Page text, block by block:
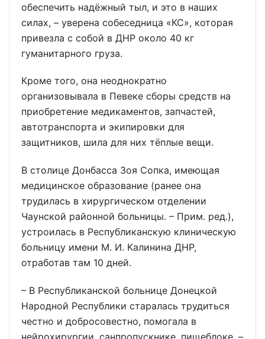
обеспечить надёжный тыл, и это в наших
силах, – уверена собеседница «КС», которая
привезла с собой в ДНР около 40 кг
гуманитарного груза.
Кроме того, она неоднократно
организовывала в Певеке сборы средств на
приобретение медикаментов, запчастей,
автотранспорта и экипировки для
защитников, шила для них тёплые вещи.
В столице Донбасса Зоя Сопка, имеющая
медицинское образование (ранее она
трудилась в хирургическом отделении
Чаунской районной больницы. – Прим. ред.),
устроилась в Республиканскую клиническую
больницу имени М. И. Калинина ДНР,
отработав там 10 дней.
– В Республиканской больнице Донецкой
Народной Республики старалась трудиться
честно и добросовестно, помогала в
нейрохирургии, санпропускнике, пищеблоке, –